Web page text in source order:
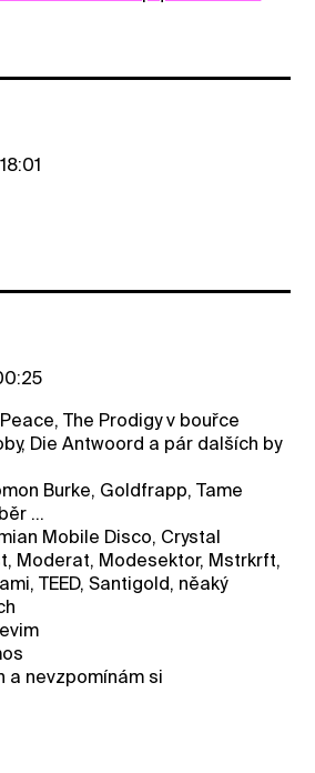
The Prodigy v bouřce
Die Antwoord a pár dalších by
Burke, Goldfrapp, Tame
...
Mobile Disco, Crystal
Moderat, Modesektor, Mstrkrft,
TEED, Santigold, něaký
a nevzpomínám si